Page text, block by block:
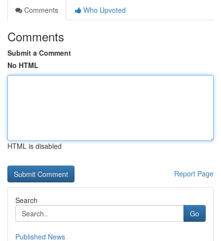
Comments
Who Upvoted
Comments
Submit a Comment
No HTML
HTML is disabled
Report Page
Search
Go
Published News